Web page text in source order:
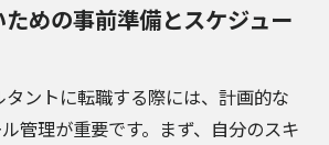
めの事前準備とスケジュー
ントに転職する際には、計画的な
管理が重要です。まず、自分のスキ